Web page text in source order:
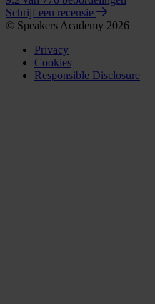
Schrijf een recensie
© Speakers Academy 2026
Privacy
Cookies
Responsible Disclosure